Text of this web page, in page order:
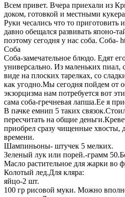
Всем привет. Вчера приехали из
доком, готовкой и местными
Руки чесались что то приготовить
давно обещался развивать японо-
поэтому сегодня у нас соба. Соба-
Соба
Соба-замечательное блюдо. Едят
универсально. Из маленьких пиал,
виде на плоских тарелках, со
как угодно.Мы сегодня пойдем от
экзорцизма нам потребуется вот
сама соба-гречневая лапша.Ее я
В пачке емнип 5 таких
пересчитать на общие
приобрел сразу чищенные хвосты,
времени.
Шампиньоны- штучек 5 мелких.
Зеленый лук или порей.-грамм
Масло растительное для жарки во
Колотый лед.Для кляра:
яйцо-2 шт.
100 гр рисовой муки. Можно